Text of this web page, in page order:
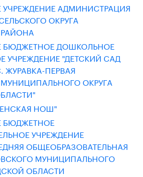
АДМИНИСТРАЦИЯ
ОКРУГА
БЮДЖЕТНОЕ ДОШКОЛЬНОЕ
УЧРЕЖДЕНИЕ "ДЕТСКИЙ САД
ЖУРАВКА-ПЕРВАЯ
ОКРУГА
НОШ"
БЮДЖЕТНОЕ
УЧРЕЖДЕНИЕ
ОБЩЕОБРАЗОВАТЕЛЬНАЯ
МУНИЦИПАЛЬНОГО
ОБЛАСТИ